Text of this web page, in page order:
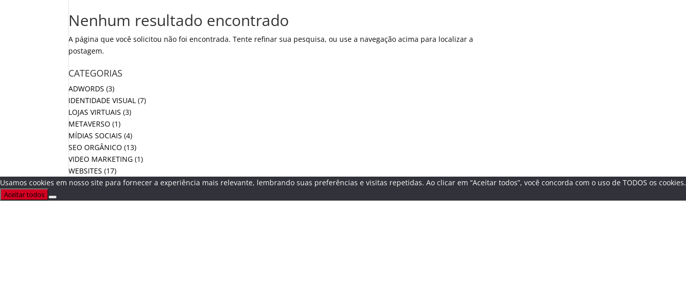
Nenhum resultado encontrado
A página que você solicitou não foi encontrada. Tente refinar sua pesquisa, ou use a navegação acima para localizar a
postagem.
CATEGORIAS
ADWORDS (3)
IDENTIDADE VISUAL (7)
LOJAS VIRTUAIS (3)
METAVERSO (1)
MÍDIAS SOCIAIS (4)
SEO ORGÂNICO (13)
VIDEO MARKETING (1)
WEBSITES (17)
Usamos cookies em nosso site para fornecer a experiência mais relevante, lembrando suas preferências e visitas repetidas. Ao clicar em “Aceitar todos”, você concorda com o uso de TODOS os cookies.
Aceitar todos